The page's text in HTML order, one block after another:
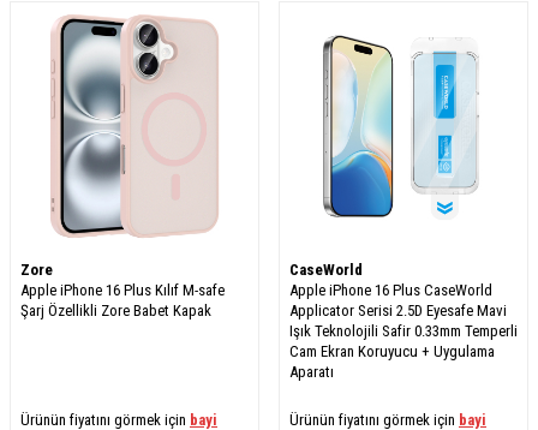
Zore
Apple iPhone 16 Plus Kılıf M-safe
Şarj Özellikli Zore Babet Kapak
Ürünün fiyatını görmek için bayi
CaseWorld
Apple iPhone 16 Plus CaseWorld
Applicator Serisi 2.5D Eyesafe Mavi
Işık Teknolojili Safir 0.33mm Temperli
Cam Ekran Koruyucu + Uygulama
Aparatı
Ürünün fiyatını görmek için bayi